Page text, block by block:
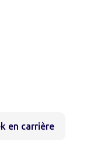
en carrière